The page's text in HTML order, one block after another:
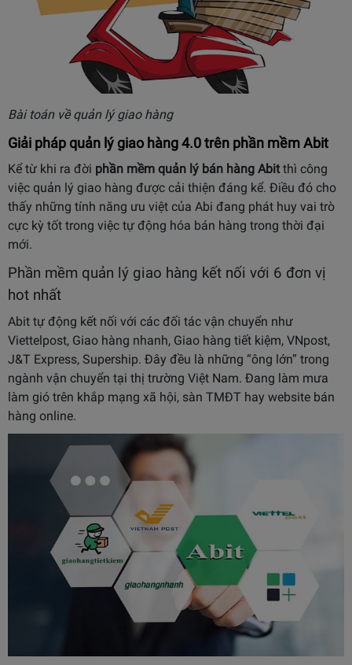
Bài toán về quản lý giao hàng
Giải pháp quản lý giao hàng 4.0 trên phần mềm Abit
Kể từ khi ra đời phần mềm quản lý bán hàng Abitthì công
việc quản lý giao hàng được cải thiện đáng kể. Điều đó cho
thấy những tính năng ưu việt của Abi đang phát huy vai trò
cực kỳ tốt trong việc tự động hóa bán hàng trong thời đại
mới.
Phần mềm quản lý giao hàng kết nối với 6 đơn vị
hot nhất
Abit tự động kết nối với các đối tác vận chuyển như
Viettelpost, Giao hàng nhanh, Giao hàng tiết kiệm, VNpost,
J&T Express, Supership. Đây đều là những “ông lớn” trong
ngành vận chuyển tại thị trường Việt Nam. Đang làm mưa
làm gió trên khắp mạng xã hội, sàn TMĐT hay website bán
hàng online.